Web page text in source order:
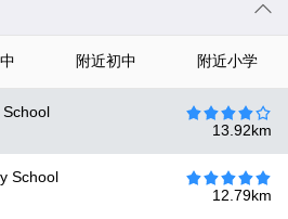
附近初中 附近小学
13.92km
School
12.79km